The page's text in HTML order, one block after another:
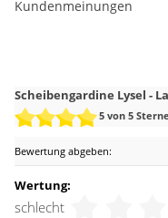
aus Stroh oder Bast
Kundenmeinungen
Scheibengardine Lysel -
5von 5
Bewertung abgeben:
Wertung:
schlecht